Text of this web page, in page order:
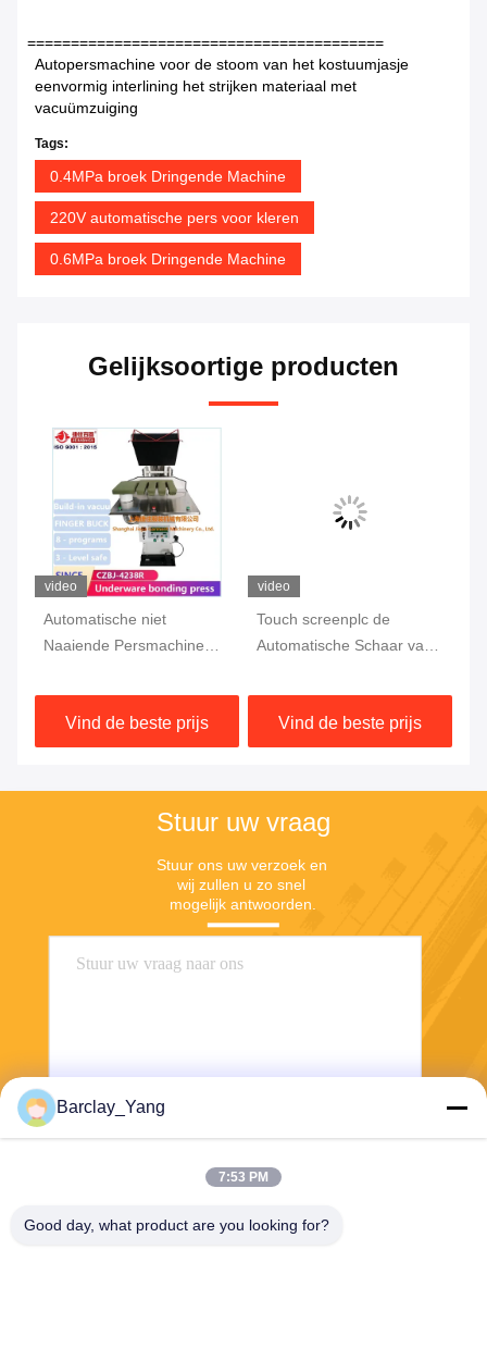
=========================================
Autopersmachine voor de stoom van het kostuumjasje
eenvormig interlining het strijken materiaal met
vacuümzuiging
Tags:
0.4MPa broek Dringende Machine
220V automatische pers voor kleren
0.6MPa broek Dringende Machine
Gelijksoortige producten
video
Automatische niet
Naaiende Persmachine
Vind de beste prijs
video
Touch screenplc de
Automatische Schaar van
Vind de beste prijs
Stuur uw vraag
Stuur ons uw verzoek en
wij zullen u zo snel
mogelijk antwoorden.
Barclay_Yang
7:53 PM
Good day, what product are you looking for?